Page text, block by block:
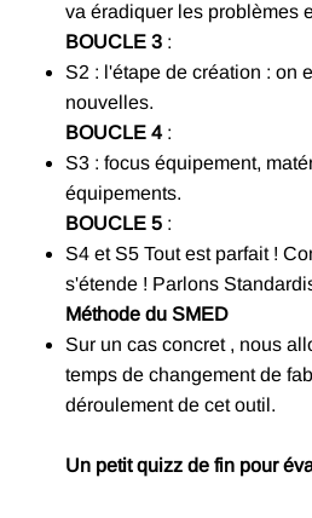
va éradiquer les problèmes
BOUCLE 3:
S2 : l'étape de création : on
nouvelles.
BOUCLE 4:
S3 : focus équipement,
équipements.
BOUCLE 5:
S4 et S5 Tout est parfait !
s'étende ! Parlons
Méthode du SMED
Sur un cas concret , nous
temps de changement de
déroulement de cet outil.
Un petit quizz de fin pour